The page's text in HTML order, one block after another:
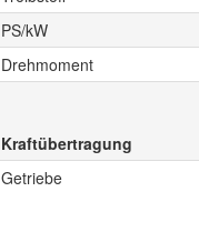
PS/kW
Drehmoment
Kraftübertragung
Getriebe